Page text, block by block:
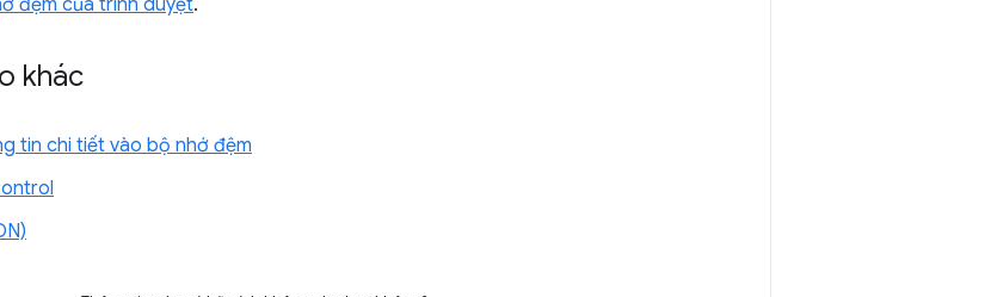
đệm của trình duyệt.
khác
tin chi tiết vào bộ nhớ đệm